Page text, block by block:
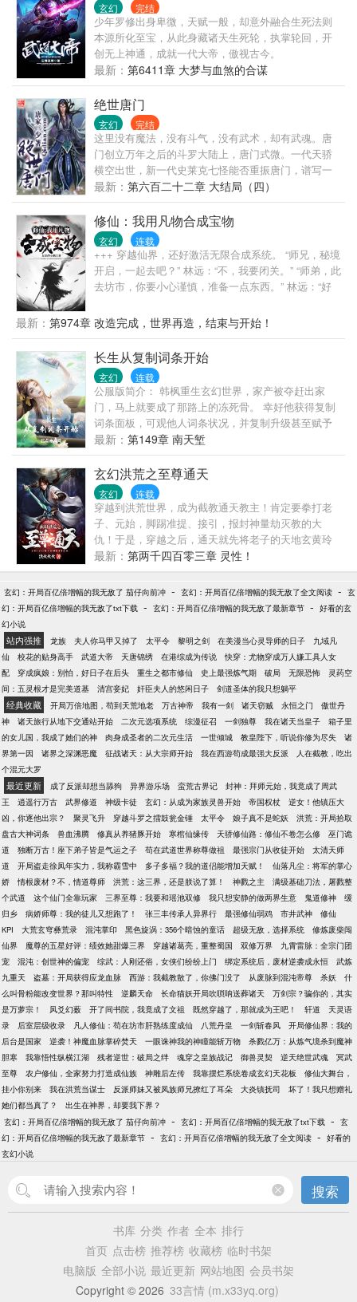
玄幻 完结
少年罗修出身卑微，天赋一般，却意外融合生死法则
本源所化至宝，从此身藏诸天生死轮，执掌轮回，开
创无上神通，成就一代大帝，傲视古今。
最新： 第6411章 大梦与血煞的合谋
绝世唐门
玄幻 完结
这里没有魔法，没有斗气，没有武术，却有武魂。唐
门创立万年之后的斗罗大陆上，唐门式微。一代天骄
横空出世，新一代史莱克七怪能否重振唐门，谱写一
曲绝世唐门之歌？ 百万年魂兽，手握日月摘星辰的死
灵圣法神，导致唐门衰落的全新魂导器体系。一切的
神奇都将一一展现。 唐门暗器能否重振雄风，唐门能
否重现辉煌，一切尽在绝世唐门！ 【斗罗大陆II，我
想，有这几个字就足够了吧。归来吧，唐门的兄弟姐
妹】
最新： 第六百二十二章 大结局（四）
修仙：我用凡物合成宝物
玄幻 连载
+++ 穿越仙界，还好激活无限合成系统。 “师兄，秘境
开启，一起去吧？” 林远：“不，我要闭关。” “师弟，此
去坊市，你要小心谨慎，准备一点东西。” 林远：“好
们快跑吧。” 林远：“什么境界？” “金丹后期啊！长老快
走吧。” 林远不慌不忙地看了一眼自己脑袋里的元婴，
沉思该怎么打才能合理一点。 别名 （简介、书名仅供
参考，内容以实际为准）
最新： 第974章 改造完成，世界再造，结束与开始！
长生从复制词条开始
玄幻 连载
公服版简介： 韩枫重生玄幻世界，家产被夺赶出家
门，马上就要成了那路上的冻死骨。 幸好他获得复制
词条面板，可观他人词条状况，并复制升级甚至赋予
他人词条。 一根凡骨（白）→体格强壮（青）→筋骨
不凡（蓝）→武道妖孽（红） 福缘不浅（青）→多福
多寿（蓝）→奇迹之子（红）→天道垂青（金） 随着
词条的不断累加。 无数人求而不得的长生，在韩枫这
里已经烂大街了。 私服版简介： 读者们谁懂啊？ 这
词条面板抽风了，经常给我复制一些奇奇怪怪的词
条，什么翻墙高手、妇女之友、画圈圈诅咒、一摸就
升天、瞪眼就腿软等根本不是我复制的。 没办法，我
可是正经人，全赐予我的教徒吧，毕竟养成也是需要
对劲？
最新： 第149章 南天堑
玄幻洪荒之至尊通天
玄幻 连载
穿越到洪荒世界，成为截教通天教主！肯定要拳打老
子、元始，脚踢准提、接引，报封神量劫灭教的大
仇！于是，穿越之后，通天就先将老子的天地玄黄玲
珑宝塔给抢了！然后，得至宝，收道侣，立截教，通
天威名，名震诸天万界！
最新： 第两千四百零三章 灵性！
玄幻：开局百亿倍增幅的我无敌了 茄仔向前冲 - 玄幻：开局百亿倍增幅的我无敌了全文阅读 - 玄
幻：开局百亿倍增幅的我无敌了txt下载 - 玄幻：开局百亿倍增幅的我无敌了最新章节 - 好看的玄
幻小说
站内强推 龙族 夫人你马甲又掉了 太平令 黎明之剑 在美漫当心灵导师的日子
九域凡
仙
校花的贴身高手 武道大帝 天唐锦绣 在港综成为传说
快穿：尤物穿成万人嫌工具人女
配
穿成疯娘：别怕，好日子在后头 重生之都市修仙 史上最强炼气期 破局 无限恐怖
灵药空
间：五灵根才是完美道基
清宫妾妃 奸臣夫人的悠闲日子 剑道圣体的我只想躺平
经典收藏 开局万倍地图，苟到天荒地老 万古神帝 我有一剑 诸天窃贼 永恒之门
傲世丹
神
诸天旅行从地下交通站开始 二次元选项系统 综漫征召 一剑独尊 我在诸天当皇子
箱子里
的女儿国，我成了她们的神
肉身成圣者的二次元生活 一世倾城 教皇陛下，听说你修为尽失
诸
界第一因
诸界之深渊恶魔 征战诸天：从大宗师开始 我在西游苟成最强大反派
人在截教，吃出
个混元大罗
最近更新 成了反派却想当舔狗 异界游乐场 蛮荒古界记
封神：拜师元始，我竟成了周武
王
逍遥行万古 武界修道 神级卡徒 玄幻：从成为家族灵兽开始 帝国权杖
逆女！他镇压大
凶，你逐他出宗？
聚灵飞升 穿越斗罗之擂鼓瓮金锤 太平令 娘子真不是蛇妖
洪荒：开局拾取
盘古大神词条
兽血沸腾 修真从养猪豚开始 寒棺仙缘传 天骄修仙路：修仙不卷怎么修
巫门诡
道
独断万古！座下弟子皆是气运之子 苟在武道世界称尊做祖 最强宗门从收徒开始
太清天师
道
开局盗走徐凤年实力，我称霸雪中 多子多福？我的道侣能增加天赋！
仙落凡尘：将军的掌心
娇
情根废材？不，情道尊师 洪荒：这三界，还是朕说了算！ 神戮之主
满级基础刀法，屠戮整
个武道
这个仙门全靠玩家 三界至尊：我要和瑶池双修 我只想安静的做两界生意 鬼道修神
缓
归乡
病娇师尊：我的徒儿又想跑了！ 张三丰传承人异界行 最强修仙弱鸡 市井武神
修仙
KPI
大荒玄穹彝荒录 混沌掌印 黑色旋涡：356个暗蚀的童话 超级无敌，选择系统
修炼废柴闯
仙界
魔尊的五星好评：绩效她甜爆三界 穿越诸葛亮，重整蜀国 双修万界
九霄雷脉：全宗门团
宠
混沌：创世神的偏宠 综武：人刚还俗，女侠们纷纷上门 绑定系统后，废材逆袭成永恒
武炼
九重天
盗墓：开局获得应龙血脉 西游：我截教散了，你佛门没了 从废脉到混沌帝尊 杀妖
什
么叫骨粉能改变世界？那叫特性
逆麟天命 长命猫妖开局吹唢呐送葬诸天
万剑宗？骗你的，其实
是万萝宗！
风爻幻薮 开了间书院，我竟成了文祖 既然穿越了，那就成为王吧！ 轩道
天灵语
录
后室层级收录 凡人修仙：苟在坊市肝熟练度成仙 八荒丹皇 一剑斩春风
开局修仙界：我的
后台是国家
逆袭！神魔血脉掌碎焚天 一眼诛神我的神瞳能斩万物
杀戮亿万：从炼气境杀到魔神
胆寒
我靠悟性纵横江湖 残者逆世：破局之绊 魂穿之皇族战记 御兽灵契 逆天绝世武魂
冥武
至尊
农户修仙，全家努力打造成仙族 神雕后左传 我靠摆烂系统卷成玄幻天花板
修仙大舞台，
挂小你别来
我在洪荒当谋士 反派师妹又被凤族师兄撩红了耳朵 大炎镇抚司
坏了！我只想赠礼
她们都当真了？
出生在神界，却要我下界？
玄幻：开局百亿倍增幅的我无敌了 茄仔向前冲 - 玄幻：开局百亿倍增幅的我无敌了txt下载 - 玄
幻：开局百亿倍增幅的我无敌了最新章节 - 玄幻：开局百亿倍增幅的我无敌了全文阅读 - 好看的
玄幻小说
搜索
书库 分类 作者 全本 排行
首页 点击榜 推荐榜 收藏榜 临时书架
电脑版 全部小说 最近更新 网站地图 会员书架
Copyright © 2026 33言情 (m.x33yq.org)